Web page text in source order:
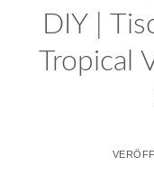
DIY |
Tropical